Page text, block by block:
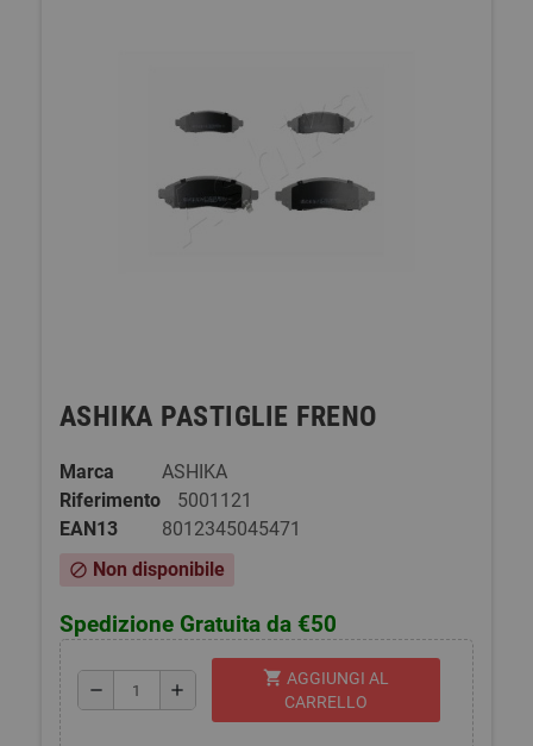
ASHIKA PASTIGLIE FRENO
Marca
ASHIKA
Riferimento
5001121
EAN13
8012345045471
block Non disponibile
Spedizione Gratuita da €50
remove add
shopping_cart AGGIUNGI AL
CARRELLO